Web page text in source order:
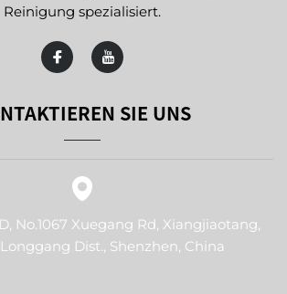
Reinigung spezialisiert.
SIE UNS
No.1067 Xuegang Rd, Xiangjiaotang,
Dist., Shenzhen, China